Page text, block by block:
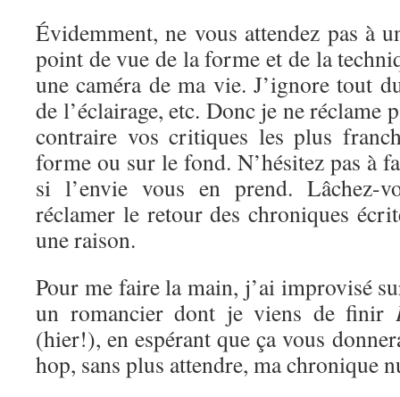
Évidemment, ne vous attendez pas à
point de vue de la forme et de la
une caméra de ma vie. J’ignore tout
de l’éclairage, etc. Donc je ne réclame
contraire vos critiques les plus
forme ou sur le fond. N’hésitez pas à
si l’envie vous en prend. Lâchez-
réclamer le retour des chroniques
une raison.
Pour me faire la main, j’ai improvisé
un romancier dont je viens de finir
(hier!), en espérant que ça vous
hop, sans plus attendre, ma chronique